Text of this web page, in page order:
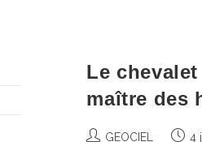
Le
maître des
Auteur/autrice
GEOCIEL
4